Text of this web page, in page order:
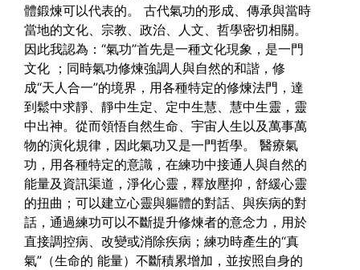
體鍛煉可以代表的。
古代氣功的形成、傳承與當時
當地的文化、宗教、政治、人文、哲學密切相關。
因此我認為：“氣功”首先是一種文化現象，是一門
文化 ；同時氣功修煉強調人與自然的和諧，修
成“天人合一”的境界，用各種特定的修煉法門，達
到鬆中求靜、靜中生定、定中生慧、慧中生靈，靈
中出神。從而領悟自然生命、宇宙人生以及萬事萬
物的演化規律，因此氣功又是一門哲學。
醫療氣
功，用各種特定的意識，在練功中接通人與自然的
能量及資訊渠道，淨化心靈，釋放壓抑，舒緩心靈
的扭曲；可以建立心靈與軀體的對話、與疾病的對
話，通過練功可以不斷提升修煉者的意念力，用於
直接調控病、改變或消除疾病；練功時產生的“真
氣”（生命的 能量）不斷積累增加，並按照自身的